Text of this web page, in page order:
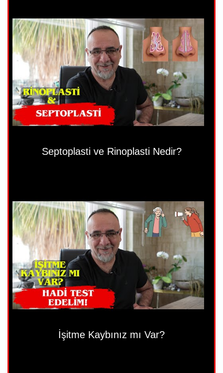
Septoplasti ve Rinoplasti Nedir?
İşitme Kaybınız mı Var?